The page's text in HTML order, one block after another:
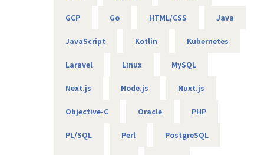
★基本給がベースUPしていく
基本給で勝負している会社です！技術手当等で大きく見せ
ることをしておりません。
昇給は、基本給を上げていくため、賞与や残業代も必然的
スタンバイ期間は、しっかりJ-collegeにて研修を準備。
して放置しない会社です。
GCP Go HTML/CSS Java
JavaScript Kotlin Kubernetes
Laravel Linux MySQL
Next.js Node.js Nuxt.js
Objective-C Oracle PHP
PL/SQL Perl PostgreSQL